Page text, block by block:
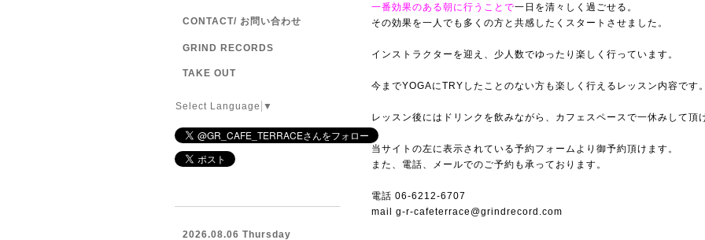
一番効果のある朝に行うことで一日を清々しく過ごせる。
その効果を一人でも多くの方と共感したくスタートさせました。
インストラクターを迎え、少人数でゆったり楽しく行っています。
今までYOGAにTRYしたことのない方も楽しく行えるレッスン内容です。
レッスン後にはドリンクを飲みながら、カフェスペースで一休みして頂
当サイトの左に表示されている予約フォームより御予約頂けます。
また、電話、メールでのご予約も承っております。
電話 06-6212-6707
mail g-r-cafeterrace@grindrecord.com
CONTACT/ お問い合わせ
GRIND RECORDS
TAKE OUT
Select Language ▼
2026.08.06 Thursday